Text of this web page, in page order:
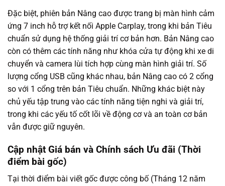
Đặc biệt, phiên bản Nâng cao được trang bị màn hình cảm
ứng 7 inch hỗ trợ kết nối Apple Carplay, trong khi bản Tiêu
chuẩn sử dụng hệ thống giải trí cơ bản hơn. Bản Nâng cao
còn có thêm các tính năng như khóa cửa tự động khi xe di
chuyển và camera lùi tích hợp cùng màn hình giải trí. Số
lượng cổng USB cũng khác nhau, bản Nâng cao có 2 cổng
so với 1 cổng trên bản Tiêu chuẩn. Những khác biệt này
chủ yếu tập trung vào các tính năng tiện nghi và giải trí,
trong khi các yếu tố cốt lõi về động cơ và an toàn cơ bản
vẫn được giữ nguyên.
Cập nhật Giá bán và Chính sách Ưu đãi (Thời
điểm bài gốc)
Tại thời điểm bài viết gốc được công bố (Tháng 12 năm